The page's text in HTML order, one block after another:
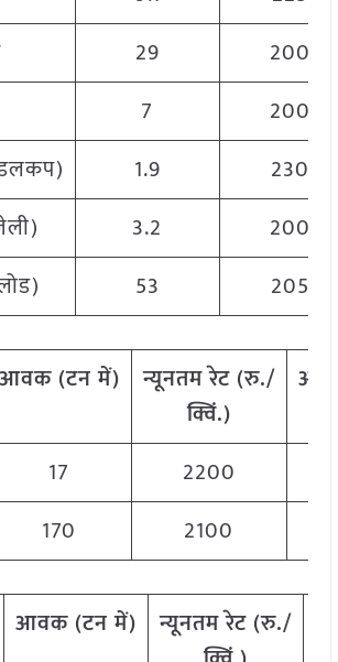
29
2000
7
2000
1.9
2300
3.2
2000
53 2050
आवक(टनमें) न्यूनतमरेट(रु./
क्विं.)
17
2200
170 2100
आवक(टनमें) न्यूनतमरेट(रु./